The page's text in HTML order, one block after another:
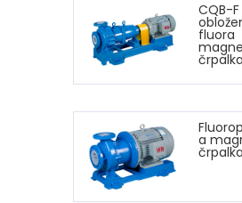
CQB-F
fluora
črpalka
a